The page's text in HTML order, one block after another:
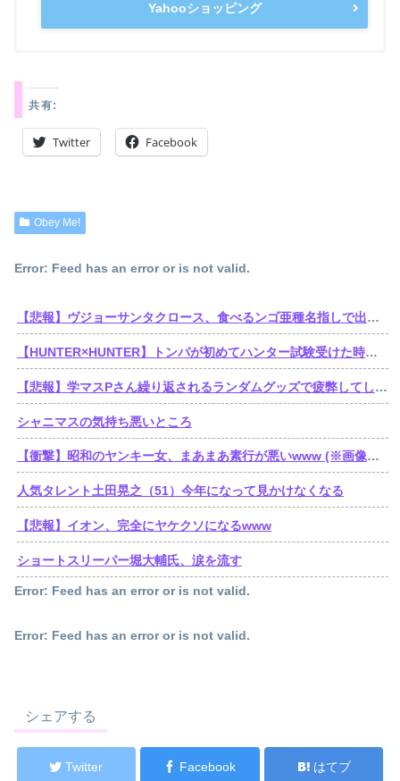
Yahooショッピング
共有:
Twitter Facebook
Obey Me!
Error: Feed has an error or is not valid.
【悲報】ヴジョーサンタクロース、食べるンゴ亜種名指しで出禁されてた
【HUNTER×HUNTER】トンパが初めてハンター試験受けた時ってゴンより若かったんだね
【悲報】学マスPさん繰り返されるランダムグッズで疲弊してしまう
シャニマスの気持ち悪いところ
【衝撃】昭和のヤンキー女、まあまあ素行が悪いwww (※画像あり)
人気タレント土田晃之（51）今年になって見かけなくなる
【悲報】イオン、完全にヤケクソになるwww
ショートスリーパー堀大輔氏、涙を流す
Error: Feed has an error or is not valid.
Error: Feed has an error or is not valid.
シェアする
Twitter Facebook はてブ